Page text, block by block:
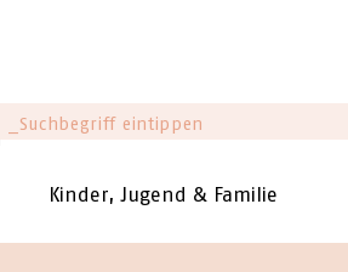
Kinder, Jugend & Familie